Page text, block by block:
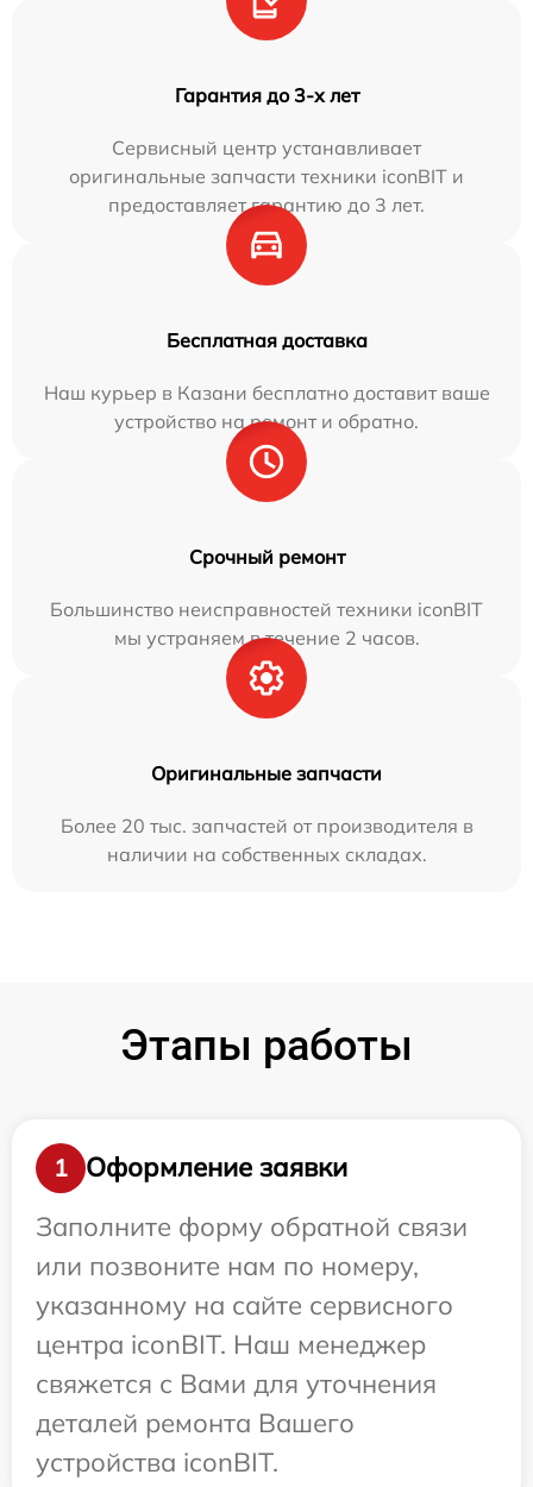
Гарантия до 3-х лет
Сервисный центр устанавливает
оригинальные запчасти техники iconBIT и
предоставляет гарантию до 3 лет.
Бесплатная доставка
Наш курьер в Казани бесплатно доставит ваше
устройство на ремонт и обратно.
Срочный ремонт
Большинство неисправностей техники iconBIT
мы устраняем в течение 2 часов.
Оригинальные запчасти
Более 20 тыс. запчастей от производителя в
наличии на собственных складах.
Этапы работы
1
Оформление заявки
Заполните форму обратной связи
или позвоните нам по номеру,
указанному на сайте сервисного
центра iconBIT. Наш менеджер
свяжется с Вами для уточнения
деталей ремонта Вашего
устройства iconBIT.